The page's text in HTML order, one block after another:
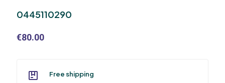
0445110290
€80.00
Free shipping